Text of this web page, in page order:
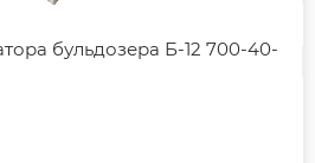
бульдозера Б-12 700-40-